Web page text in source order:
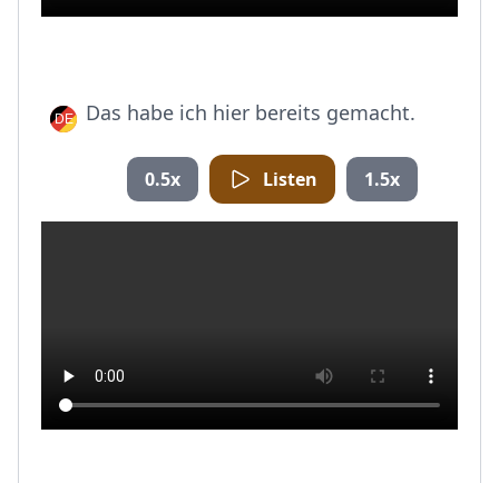
Das habe ich hier bereits gemacht.
0.5x Listen 1.5x